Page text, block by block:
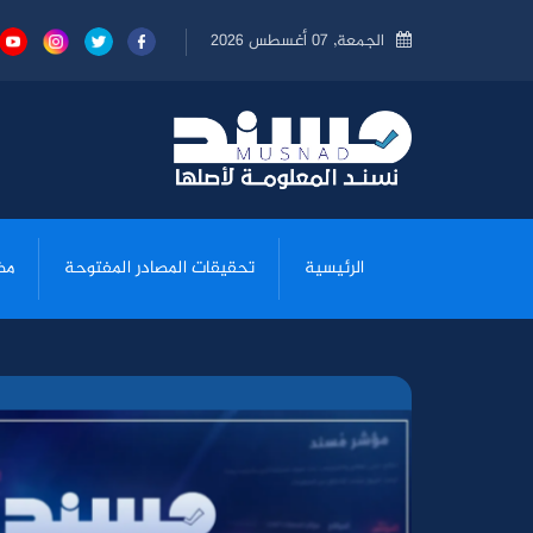
الجمعة, 07 أغسطس 2026
الرئيسية تحقيقات المصادر المفتوحة